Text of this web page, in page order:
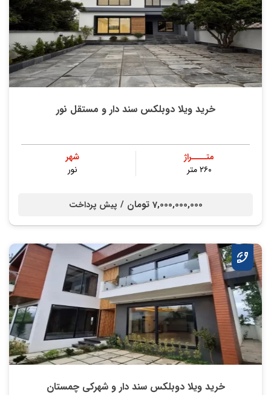
خرید ویلا دوبلکس سند دار و مستقل نور
متــــراژ
۲۶۰ متر
شهر
نور
7,000,000,000 تومان / پیش پرداخت
خرید ویلا دوبلکس سند دار و شهرکی چمستان